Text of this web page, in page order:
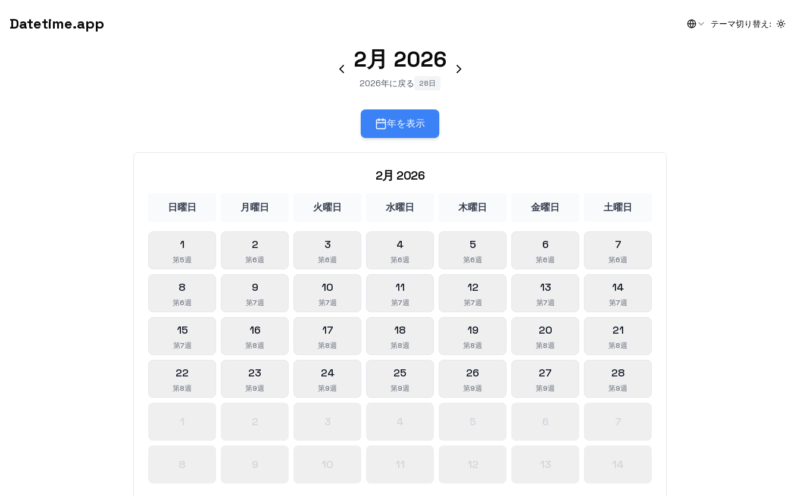
Datetime.app テーマ切り替え :
2月 2026
2026年に戻る 28日
年を表示
2月 2026
日曜日 月曜日 火曜日 水曜日 木曜日 金曜日 土曜日
1
第5週
2
第6週
3
第6週
4
第6週
5
第6週
6
第6週
7
第6週
8
第6週
9
第7週
10
第7週
11
第7週
12
第7週
13
第7週
14
第7週
15
第7週
16
第8週
17
第8週
18
第8週
19
第8週
20
第8週
21
第8週
22
第8週
23
第9週
24
第9週
25
第9週
26
第9週
27
第9週
28
第9週
1 2 3 4 5 6 7
8 9 10 11 12 13 14